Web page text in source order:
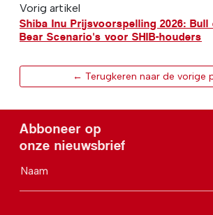
Vorig artikel
Shiba Inu Prijsvoorspelling 2026: Bull
Bear Scenario's voor SHIB-houders
← Terugkeren naar de vorige
Abboneer op
onze nieuwsbrief
Naam